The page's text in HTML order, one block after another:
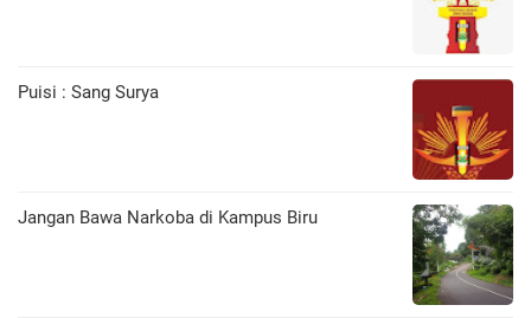
Puisi : Sang Surya
Jangan Bawa Narkoba di Kampus Biru